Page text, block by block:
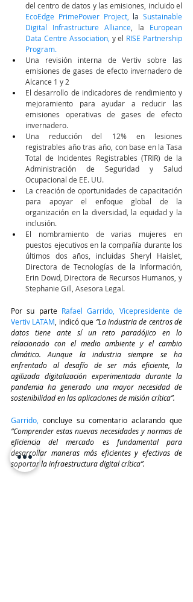
EcoEdge PrimePower Project, la Sustainable
Digital Infrastructure Alliance , la European
Data Centre Association, y el RISE Partnership
Program.
Una revisión interna de Vertiv sobre las
emisiones de gases de efecto invernadero de
Alcance 1 y 2
El desarrollo de indicadores de rendimiento y
mejoramiento para ayudar a reducir las
emisiones operativas de gases de efecto
invernadero.
Una reducción del 12% en lesiones
registrables año tras año, con base en la Tasa
Total de Incidentes Registrables (TRIR) de la
Administración de Seguridad y Salud
Ocupacional de EE. UU.
La creación de oportunidades de capacitación
para apoyar el enfoque global de la
organización en la diversidad, la equidad y la
inclusión.
El nombramiento de varias mujeres en
puestos ejecutivos en la compañía durante los
últimos dos años, incluidas Sheryl Haislet,
Directora de Tecnologías de la Información,
Erin Dowd, Directora de Recursos Humanos, y
Stephanie Gill, Asesora Legal.
Por su parte Rafael Garrido, Vicepresidente de
Vertiv LATAM , indicó que “La industria de centros de
datos tiene ante sí un reto paradójico en lo
relacionado con el medio ambiente y el cambio
climático. Aunque la industria siempre se ha
enfrentado al desafío de ser más eficiente, la
agilizada digitalización experimentada durante la
pandemia ha generado una mayor necesidad de
sostenibilidad en las aplicaciones de misión crítica”.
Garrido,
concluye su comentario aclarando que
“Comprender estas nuevas necesidades y normas de
eficiencia del mercado es fundamental para
desarrollar maneras más eficientes y efectivas de
soportar la infraestructura digital crítica”.